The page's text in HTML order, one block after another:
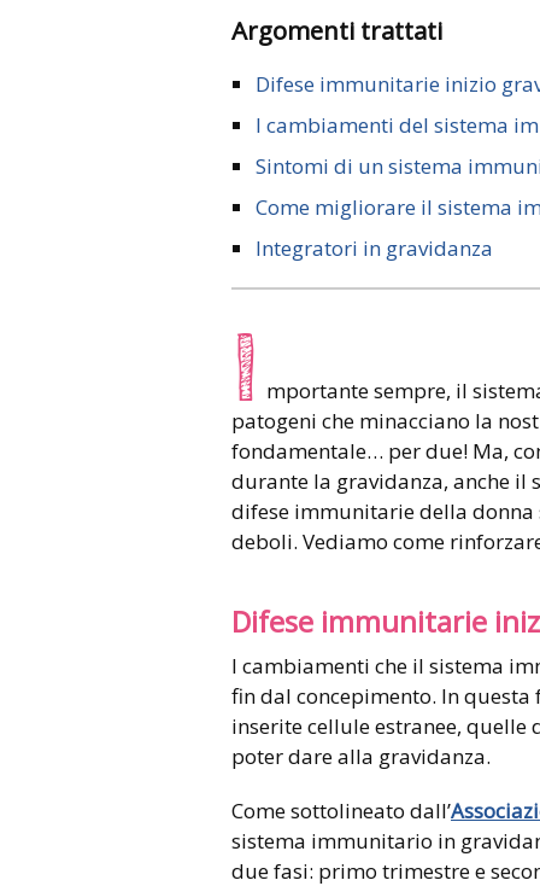
Argomenti trattati
Difese immunitarie inizio
I cambiamenti del sistema
Sintomi di un sistema
Come migliorare il sistema
Integratori in gravidanza
I mportante sempre, il
patogeni che minacciano la
fondamentale… per due! Ma,
durante la gravidanza, anche il
difese immunitarie della
deboli. Vediamo come
Difese immunitarie
I cambiamenti che il sistema
fin dal concepimento. In questa
inserite cellule estranee, quelle
poter dare alla gravidanza.
Come sottolineato dall’
sistema immunitario in
due fasi: primo trimestre e